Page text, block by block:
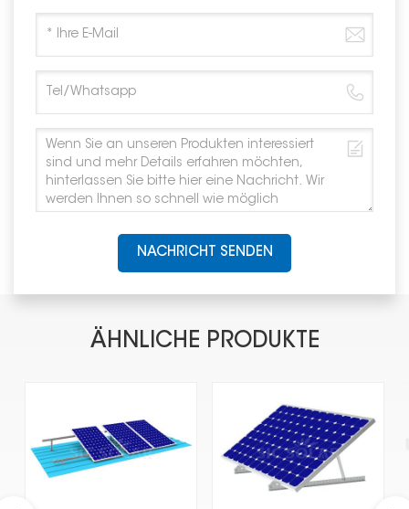
NACHRICHT SENDEN
ÄHNLICHE PRODUKTE